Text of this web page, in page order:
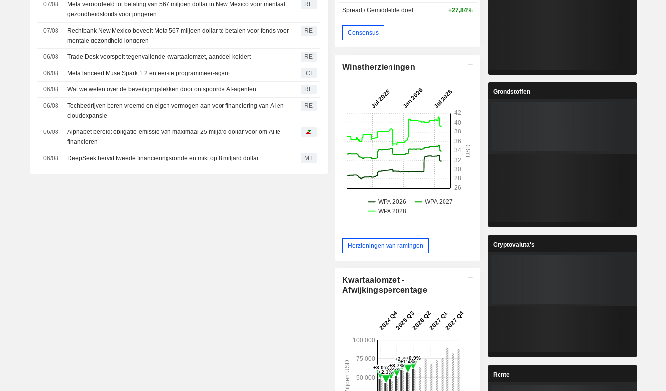
07/08
Meta veroordeeld tot betaling van 567 miljoen dollar in New Mexico voor mentaal
gezondheidsfonds voor jongeren
RE
07/08
Rechtbank New Mexico beveelt Meta 567 miljoen dollar te betalen voor fonds voor
mentale gezondheid jongeren
RE
06/08 Trade Desk voorspelt tegenvallende kwartaalomzet, aandeel keldert RE
06/08 Meta lanceert Muse Spark 1.2 en eerste programmeer-agent CI
06/08 Wat we weten over de beveiligingslekken door ontspoorde AI-agenten RE
06/08
Techbedrijven boren vreemd en eigen vermogen aan voor financiering van AI en
cloudexpansie
RE
06/08
Alphabet bereidt obligatie-emissie van maximaal 25 miljard dollar voor om AI te
financieren
06/08 DeepSeek hervat tweede financieringsronde en mikt op 8 miljard dollar MT
Spread / Gemiddelde doel +27,84%
Consensus
Winstherzieningen
Herzieningen van ramingen
Kwartaalomzet -
Afwijkingspercentage
Grondstoffen
Cryptovaluta's
Rente